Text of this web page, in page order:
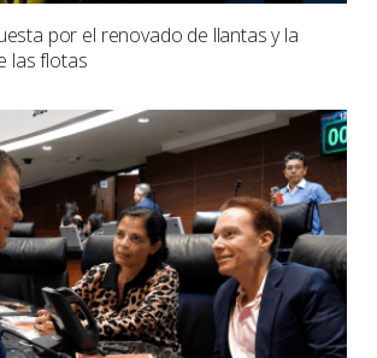
por el renovado de llantas y la
las flotas